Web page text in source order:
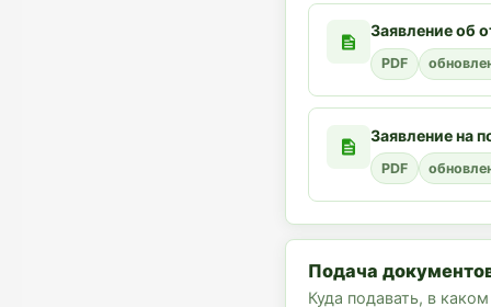
Заявление об
PDF
Заявление на
PDF
Подача
Куда подавать, в